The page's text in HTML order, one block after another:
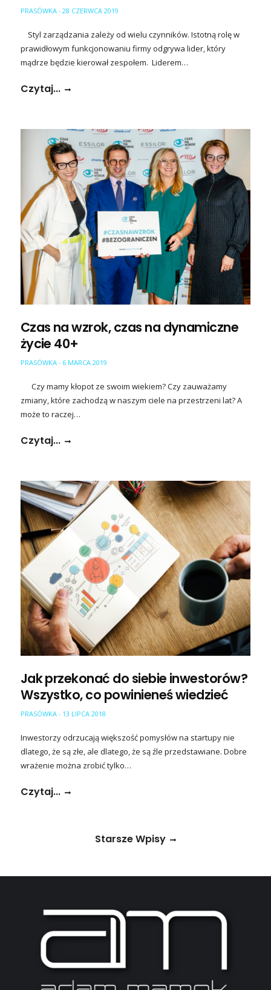
PRASÓWKA - 28 CZERWCA 2019
Styl zarządzania zależy od wielu czynników. Istotną rolę w
prawidłowym funkcjonowaniu firmy odgrywa lider, który
mądrze będzie kierował zespołem. Liderem…
Czytaj...
Czas na wzrok, czas na dynamiczne
życie 40+
PRASÓWKA - 6 MARCA 2019
Czy mamy kłopot ze swoim wiekiem? Czy zauważamy
zmiany, które zachodzą w naszym ciele na przestrzeni lat? A
może to raczej…
Czytaj...
Jak przekonać do siebie inwestorów?
Wszystko, co powinieneś wiedzieć
PRASÓWKA - 13 LIPCA 2018
Inwestorzy odrzucają większość pomysłów na startupy nie
dlatego, że są złe, ale dlatego, że są źle przedstawiane. Dobre
wrażenie można zrobić tylko…
Czytaj...
Starsze Wpisy